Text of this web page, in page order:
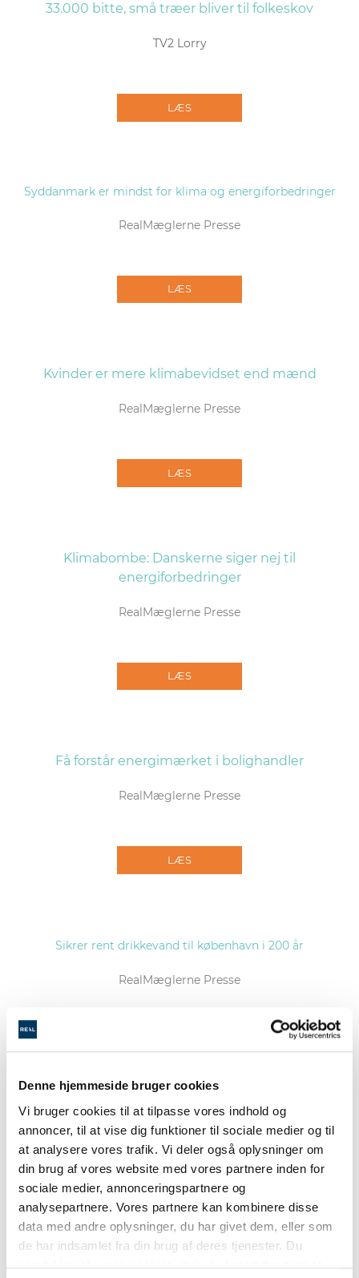
Denne hjemmeside bruger cookies
Vi bruger cookies til at tilpasse vores indhold og
annoncer, til at vise dig funktioner til sociale medier og til
at analysere vores trafik. Vi deler også oplysninger om
din brug af vores website med vores partnere inden for
sociale medier, annonceringspartnere og
analysepartnere. Vores partnere kan kombinere disse
data med andre oplysninger, du har givet dem, eller som
de har indsamlet fra din brug af deres tjenester. Du
33.000 bitte, små træer bliver til folkeskov
TV2 Lorry
LÆS
Syddanmark er mindst for klima og energiforbedringer
RealMæglerne Presse
LÆS
Kvinder er mere klimabevidset end mænd
RealMæglerne Presse
LÆS
Klimabombe: Danskerne siger nej til
energiforbedringer
RealMæglerne Presse
LÆS
Få forstår energimærket i bolighandler
RealMæglerne Presse
LÆS
Sikrer rent drikkevand til københavn i 200 år
RealMæglerne Presse
RealMæglerne: Boligkøbere er blevet mere
klimabevidste
sønderborgnyt.dk
LÆS